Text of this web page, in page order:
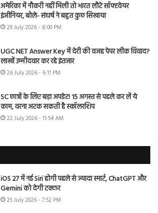
अमेरिका में नौकरी नहीं मिली तो भारत लौटे सॉफ्टवेयर
इंजीनियर, बोले- संघर्ष ने बहुत कुछ सिखाया
29 July 2026 - 8:00 PM
UGC NET Answer Key में देरी की वजह पेपर लीक विवाद?
लाखों उम्मीदवार कर रहे इंतजार
26 July 2026 - 6:11 PM
SC छात्रों के लिए बड़ा अपडेट! 15 अगस्त से पहले कर लें ये
काम, वरना अटक सकती है स्कॉलरशिप
22 July 2026 - 11:54 AM
iOS 27 में नई Siri होगी पहले से ज्यादा स्मार्ट, ChatGPT और
Gemini को देगी टक्कर
25 July 2026 - 7:52 PM